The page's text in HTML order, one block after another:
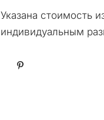
Указана стоимость
индивидуальным